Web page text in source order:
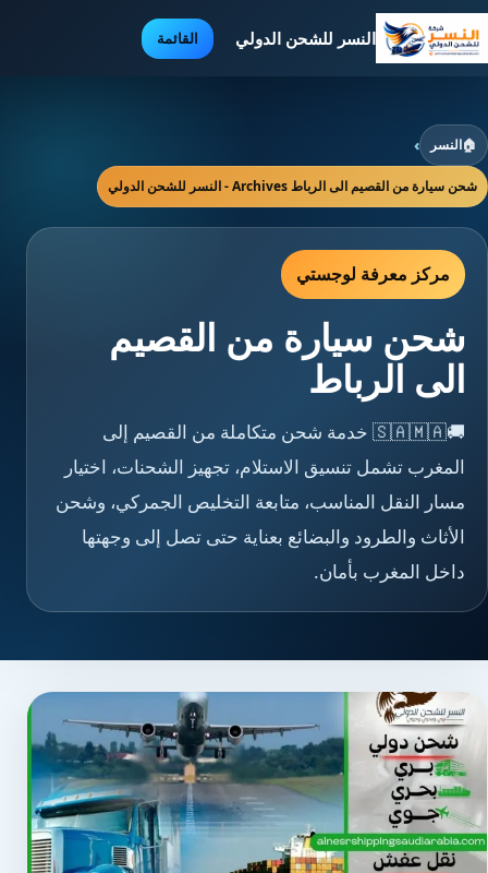
النسر للشحن الدولي القائمة
🏠النسر ›
شحن سيارة من القصيم الى الرباط Archives - النسر للشحن الدولي
مركز معرفة لوجستي
شحن سيارة من القصيم
الى الرباط
🚚🇸🇦🇲🇦 خدمة شحن متكاملة من القصيم إلى
المغرب تشمل تنسيق الاستلام، تجهيز الشحنات، اختيار
مسار النقل المناسب، متابعة التخليص الجمركي، وشحن
الأثاث والطرود والبضائع بعناية حتى تصل إلى وجهتها
داخل المغرب بأمان.